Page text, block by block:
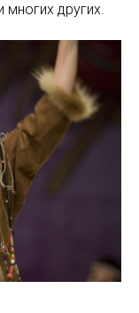
многих других.